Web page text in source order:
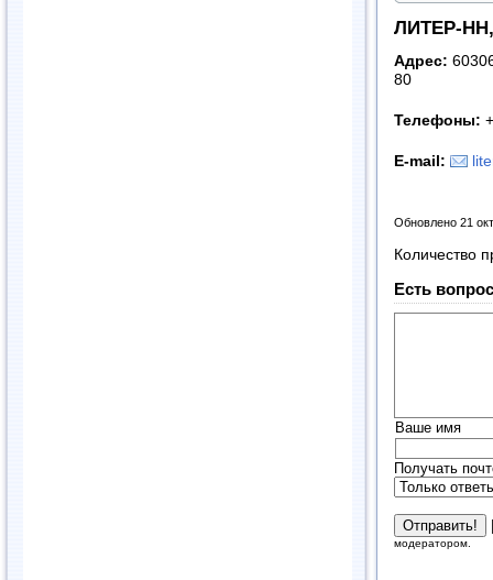
ЛИТЕР-НН,
Адрес:
80
Телефоны:
E-mail:
Обновлено 21
Количество
Есть
Ваше имя
Получать
модератором.